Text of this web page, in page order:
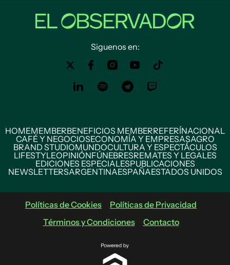
Siguenos en:
HOMEMEMBERBENEFICIOS MEMBERREFERÍNACIONAL
CAFÉ Y NEGOCIOSECONOMÍA Y EMPRESASAGRO
BRAND STUDIOMUNDOCULTURA Y ESPECTÁCULOS
LIFESTYLEOPINIÓNFÚNEBRESREMATES Y LEGALES
EDICIONES ESPECIALESPUBLICACIONES
NEWSLETTERSARGENTINAESPAÑAESTADOS UNIDOS
Políticas de Cookies
Políticas de Privacidad
Términos y Condiciones
Contacto